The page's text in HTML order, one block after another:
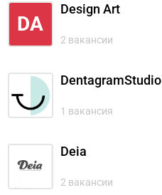
DA
Design Art
2 вакансии
DentagramStudio
1 вакансия
Deia
2 вакансии